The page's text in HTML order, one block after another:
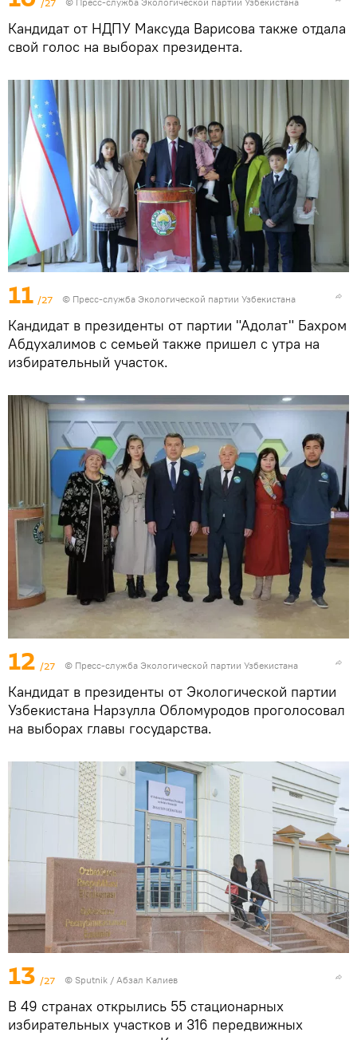
Кандидат от НДПУ Максуда Варисова также отдала
свой голос на выборах президента.
11 /27 © Пресс-служба Экологической партии Узбекистана
Кандидат в президенты от партии "Адолат" Бахром
Абдухалимов с семьей также пришел с утра на
избирательный участок.
12 /27 © Пресс-служба Экологической партии Узбекистана
Кандидат в президенты от Экологической партии
Узбекистана Нарзулла Обломуродов проголосовал
на выборах главы государства.
13 /27 © Sputnik / Абзал Калиев
В 49 странах открылись 55 стационарных
избирательных участков и 316 передвижных